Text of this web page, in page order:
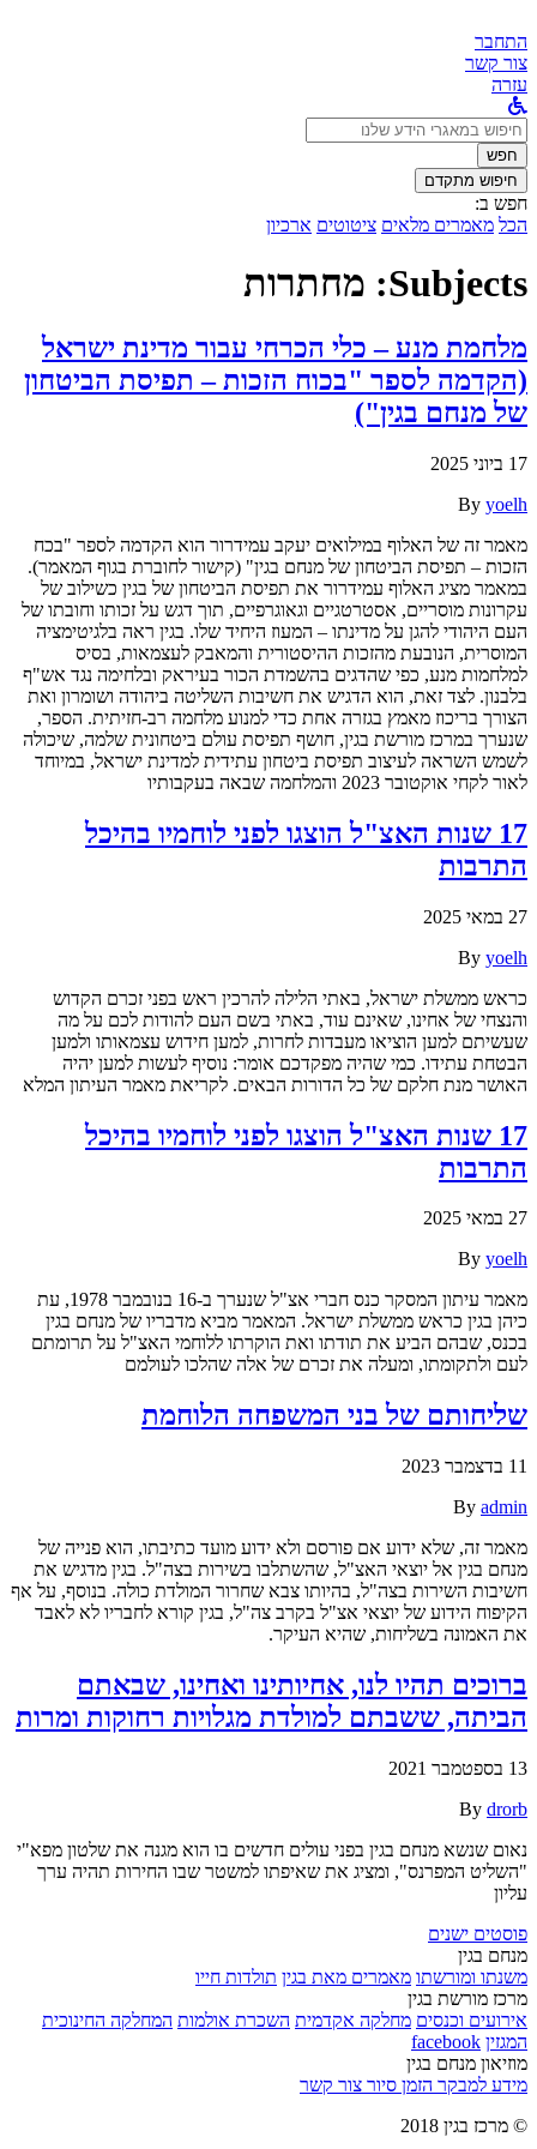
התחבר
צור קשר
עזרה
לחפש
ב:חפש
חיפוש מתקדם
חפש ב:
הכל מאמרים מלאים ציטוטים ארכיון
Subjects: מחתרות
מלחמת מנע – כלי הכרחי עבור מדינת ישראל
(הקדמה לספר "בכוח הזכות – תפיסת הביטחון
של מנחם בגין")
17 ביוני 2025
By yoelh
מאמר זה של האלוף במילואים יעקב עמידרור הוא הקדמה לספר "בכח
הזכות – תפיסת הביטחון של מנחם בגין" (קישור לחוברת בגוף המאמר).
במאמר מציג האלוף עמידרור את תפיסת הביטחון של בגין כשילוב של
עקרונות מוסריים, אסטרטגיים וגאוגרפיים, תוך דגש על זכותו וחובתו של
העם היהודי להגן על מדינתו – המעוז היחיד שלו. בגין ראה בלגיטימציה
המוסרית, הנובעת מהזכות ההיסטורית והמאבק לעצמאות, בסיס
למלחמות מנע, כפי שהדגים בהשמדת הכור בעיראק ובלחימה נגד אש"ף
בלבנון. לצד זאת, הוא הדגיש את חשיבות השליטה ביהודה ושומרון ואת
הצורך בריכוז מאמץ בגזרה אחת כדי למנוע מלחמה רב-חזיתית. הספר,
שנערך במרכז מורשת בגין, חושף תפיסת עולם ביטחונית שלמה, שיכולה
לשמש השראה לעיצוב תפיסת ביטחון עתידית למדינת ישראל, במיוחד
לאור לקחי אוקטובר 2023 והמלחמה שבאה בעקבותיו
17 שנות האצ"ל הוצגו לפני לוחמיו בהיכל
התרבות
27 במאי 2025
By yoelh
כראש ממשלת ישראל, באתי הלילה להרכין ראש בפני זכרם הקדוש
והנצחי של אחינו, שאינם עוד, באתי בשם העם להודות לכם על מה
שעשיתם למען הוציאו מעבדות לחרות, למען חידוש עצמאותו ולמען
הבטחת עתידו. כמי שהיה מפקדכם אומר: נוסיף לעשות למען יהיה
האושר מנת חלקם של כל הדורות הבאים. לקריאת מאמר העיתון המלא
17 שנות האצ"ל הוצגו לפני לוחמיו בהיכל
התרבות
27 במאי 2025
By yoelh
מאמר עיתון המסקר כנס חברי אצ"ל שנערך ב-16 בנובמבר 1978, עת
כיהן בגין כראש ממשלת ישראל. המאמר מביא מדבריו של מנחם בגין
בכנס, שבהם הביע את תודתו ואת הוקרתו ללוחמי האצ"ל על תרומתם
לעם ולתקומתו, ומעלה את זכרם של אלה שהלכו לעולמם
שליחותם של בני המשפחה הלוחמת
11 בדצמבר 2023
By admin
מאמר זה, שלא ידוע אם פורסם ולא ידוע מועד כתיבתו, הוא פנייה של
מנחם בגין אל יוצאי האצ"ל, שהשתלבו בשירות בצה"ל. בגין מדגיש את
חשיבות השירות בצה"ל, בהיותו צבא שחרור המולדת כולה. בנוסף, על אף
הקיפוח הידוע של יוצאי אצ"ל בקרב צה"ל, בגין קורא לחבריו לא לאבד
את האמונה בשליחות, שהיא העיקר.
ברוכים תהיו לנו, אחיותינו ואחינו, שבאתם
הביתה, ששבתם למולדת מגלויות רחוקות ומרות
13 בספטמבר 2021
By drorb
נאום שנשא מנחם בגין בפני עולים חדשים בו הוא מגנה את שלטון מפא"י
"השליט המפרנס", ומציג את שאיפתו למשטר שבו החירות תהיה ערך
עליון
ניווט
פוסטים ישנים
מנחם בגין
משנתו ומורשתו מאמרים מאת בגין תולדות חייו
מרכז מורשת בגין
אירועים וכנסים מחלקה אקדמית השכרת אולמות המחלקה החינוכית
המגזין facebook
מוזיאון מנחם בגין
מידע למבקר הזמן סיור צור קשר
© מרכז בגין 2018